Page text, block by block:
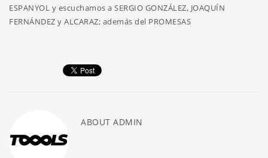
ESPANYOL y escuchamos a SERGIO GONZÁLEZ, JOAQUÍN
FERNÁNDEZ y ALCARAZ; además del PROMESAS
ABOUT ADMIN